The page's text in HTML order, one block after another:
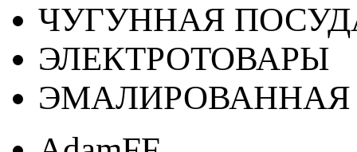
ЧУГУННАЯ
ЭЛЕКТРОТОВАРЫ
ЭМАЛИРОВАННАЯ